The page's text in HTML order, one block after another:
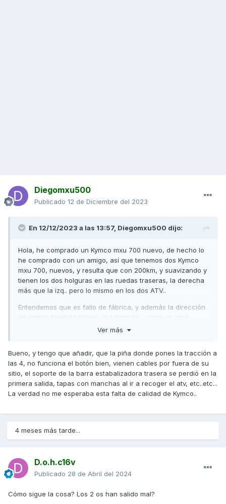
Diegomxu500
Publicado 12 de Diciembre del 2023
En 12/12/2023 a las 13:57, Diegomxu500 dijo:
Hola, he comprado un Kymco mxu 700 nuevo, de hecho lo
he comprado con un amigo, así que tenemos dos Kymco
mxu 700, nuevos, y resulta que con 200km, y suavizando y
tienen los dos holguras en las ruedas traseras, la derecha
más que la izq.. pero lo mismo en los dos ATV..
Entendemos que es fallo de fábrica, y además la dirección
en ambos también tienen una holgura , como un click
depende por dónde pases .
A alguien le ha pasado más estás cosas?? La verdad , yo
tuve mxu300, mxu 500 y 0 problemas pero compró el
modelo nuevo y los dos con problemas..., llevan más tiempo
en el taller que usándolo, no tiene sentido pagar un dineral
arreglan, y vuelven con el mismo fallo tenemos un problema
serio..
Ver más
Bueno, y tengo que añadir, que la piña donde pones la tracción a
las 4, no funciona el botón bien, vienen cables por fuera de su
sitio, el soporte de la barra estabalizadora trasera se perdió en la
primera salida, tapas con manchas al ir a recoger el atv, etc..etc...
La verdad no me esperaba esta falta de calidad de Kymco..
4 meses más tarde...
D.o.h.c16v
Publicado 28 de Abril del 2024
Cómo sigue la cosa? Los 2 os han salido mal?